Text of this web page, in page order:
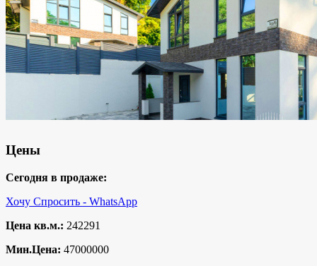
Цены
Сегодня в продаже:
Хочу Спросить - WhatsApp
Цена кв.м.: 242291
Мин.Цена: 47000000